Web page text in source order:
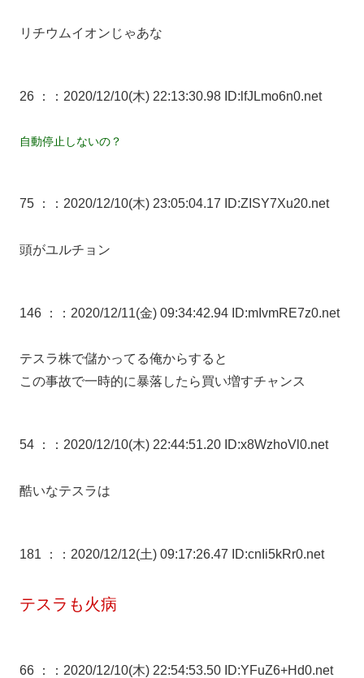
リチウムイオンじゃあな
26 ： ：2020/12/10(木) 22:13:30.98 ID:lfJLmo6n0.net
自動停止しないの？
75 ： ：2020/12/10(木) 23:05:04.17 ID:ZISY7Xu20.net
頭がユルチョン
146 ： ：2020/12/11(金) 09:34:42.94 ID:mIvmRE7z0.net
テスラ株で儲かってる俺からすると
この事故で一時的に暴落したら買い増すチャンス
54 ： ：2020/12/10(木) 22:44:51.20 ID:x8WzhoVl0.net
酷いなテスラは
181 ： ：2020/12/12(土) 09:17:26.47 ID:cnIi5kRr0.net
テスラも火病
66 ： ：2020/12/10(木) 22:54:53.50 ID:YFuZ6+Hd0.net